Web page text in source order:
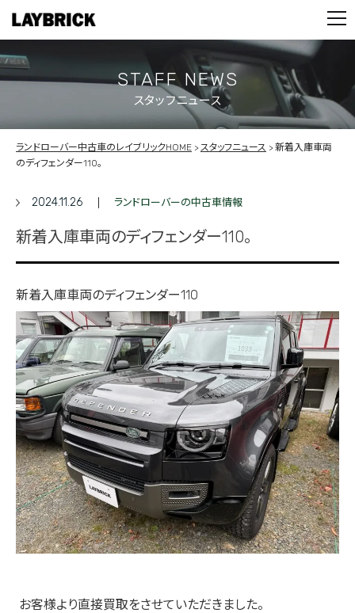
PARTS
CONTACT
PRIVACY POLICY
STAFF NEWS
スタッフニュース
ランドローバー中古車のレイブリックHOME スタッフニュース
新着入庫車両
のディフェンダー110。
2024.11.26 ランドローバーの中古車情報
新着入庫車両のディフェンダー110。
新着入庫車両のディフェンダー110
お客様より直接買取をさせていただきました。